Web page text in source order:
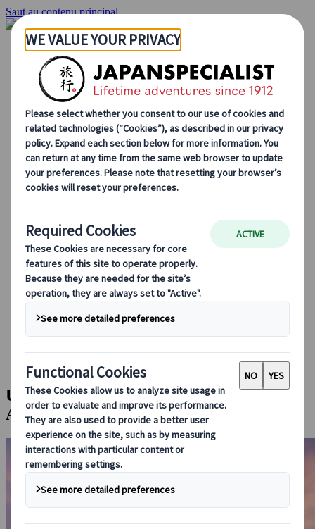
Saut au contenu principal
Accueil
Voyages
Circuits individuels
Circuits en groupe
Circuits autotours
Excursions
Voyages de groupe sur mesure
Japan Rail Pass
Découvrez notre travail
Qui sommes-nous ?
Notre équipe
Rejoignez notre équipe
Le Japon au fil des saisons
Les incontournables du Japon
La culture japonaise
La gastronomie japonaise
Explorer le Japon en train
Questions fréquentes
Informations utiles
Règles du savoir-vivre au Japon
Conduire au Japon
Réserver avec nous
Japan Rail Pass
Hébergement
Consultation en ligne
Une journée sur le mont Fuji et parc
Arakurayama Sengen